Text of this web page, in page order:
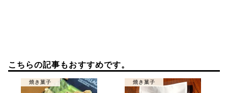
こちらの記事もおすすめです。
焼き菓子 焼き菓子